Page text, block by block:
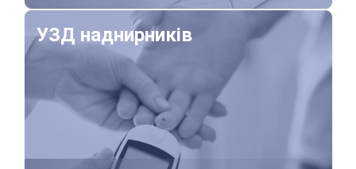
УЗД наднирників
УЗД наднирників